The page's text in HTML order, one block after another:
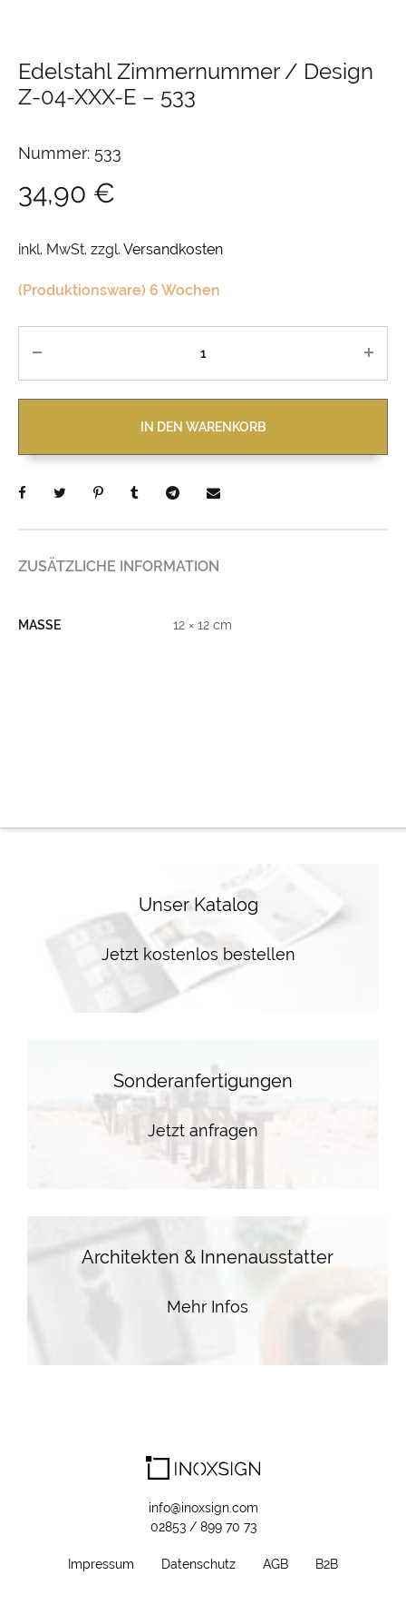
Edelstahl Zimmernummer / Design
Z-04-XXX-E – 533
Nummer: 533
34,90 €
inkl. MwSt. zzgl. Versandkosten
(Produktionsware) 6 Wochen
IN DEN WARENKORB
ZUSÄTZLICHE INFORMATION
MASSE 12 × 12 cm
Unser Katalog
Jetzt kostenlos bestellen
Sonderanfertigungen
Jetzt anfragen
Architekten & Innenausstatter
Mehr Infos
info@inoxsign.com
02853 / 899 70 73
Impressum Datenschutz AGB B2B